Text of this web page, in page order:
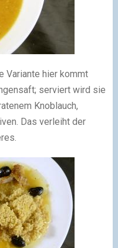
Variante hier kommt
serviert wird sie
Knoblauch,
Das verleiht der